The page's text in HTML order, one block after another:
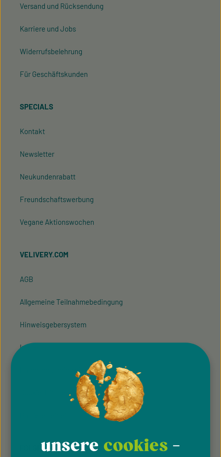
Versand und Rücksendung
Karriere und Jobs
Widerrufsbelehrung
Für Geschäftskunden
SPECIALS
Kontakt
Newsletter
Neukundenrabatt
Freundschaftswerbung
Vegane Aktionswochen
VELIVERY.COM
AGB
Allgemeine Teilnahmebedingung
Hinweisgeber­system
Impressum
Datenschutzhinweise
Cookie-Einstellungen
FOLGE UNSunsere cookies -